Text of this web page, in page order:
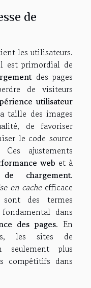
de
les utilisateurs.
est primordial de
des pages
de visiteurs
utilisateur
taille des images
de favoriser
le code source
ajustements
web et à
chargement.
en cacheefficace
des termes
dans
des pages. En
les sites de
seulement plus
compétitifs dans